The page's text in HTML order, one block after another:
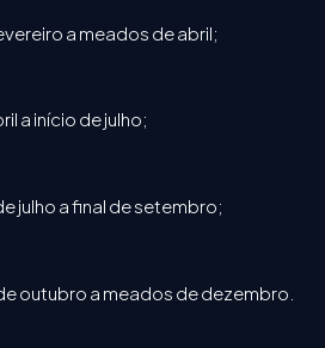
a meados de abril;
a início de julho;
julho a final de setembro;
outubro a meados de dezembro.